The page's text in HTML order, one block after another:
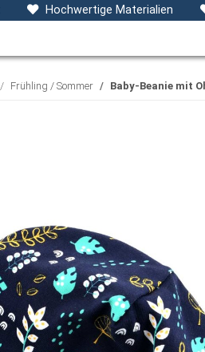
Hochwertige Materialien
Accessoires Decken,
Frühling / Sommer Baby-Beanie mit